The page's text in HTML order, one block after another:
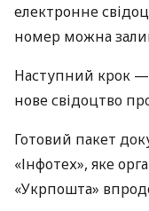
електронне
номер можна
Наступний крок
нове свідоцтво
Готовий пакет
«Інфотех», яке
«Укрпошта»